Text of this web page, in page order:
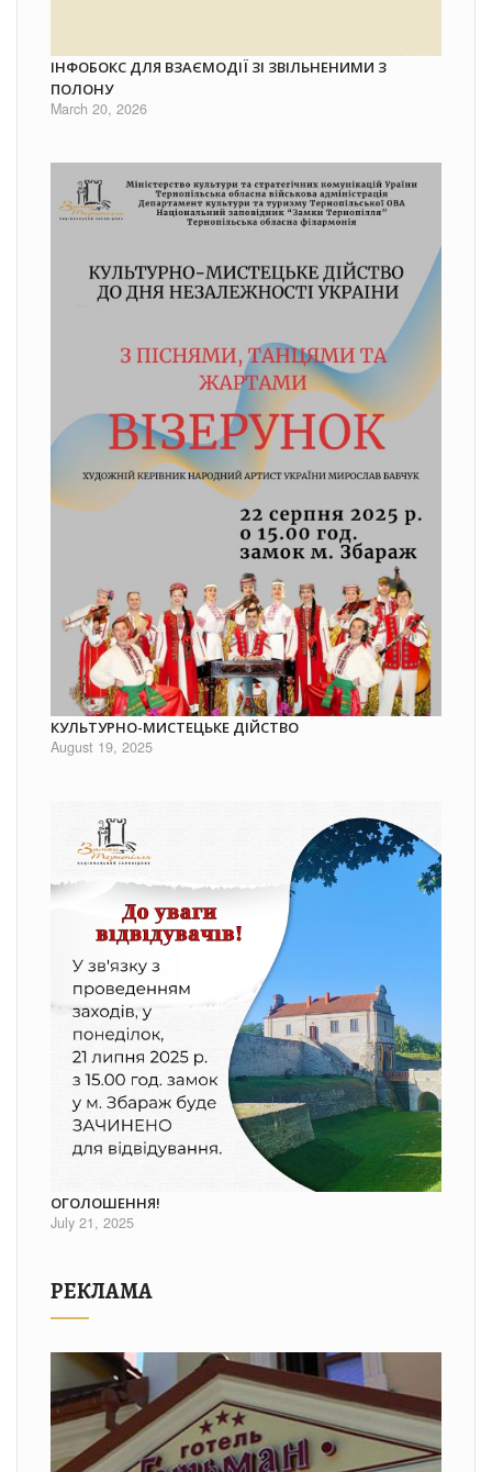
ІНФОБОКС ДЛЯ ВЗАЄМОДІЇ ЗІ ЗВІЛЬНЕНИМИ З
ПОЛОНУ
March 20, 2026
КУЛЬТУРНО-МИСТЕЦЬКЕ ДІЙСТВО
August 19, 2025
ОГОЛОШЕННЯ!
July 21, 2025
РЕКЛАМА